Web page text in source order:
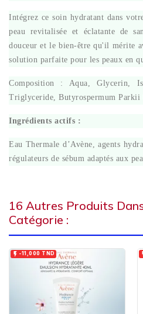
Intégrez ce soin hydratant dans
peau revitalisée et éclatante de
douceur et le bien-être qu'il mérite
solution parfaite pour les peaux en
Composition : Aqua, Glycerin,
Triglyceride, Butyrospermum Parkii
Ingrédients actifs :
Eau Thermale d’Avène, agents
régulateurs de sébum adaptés aux
16 Autres Produits
Catégorie :
 -11,000 TND